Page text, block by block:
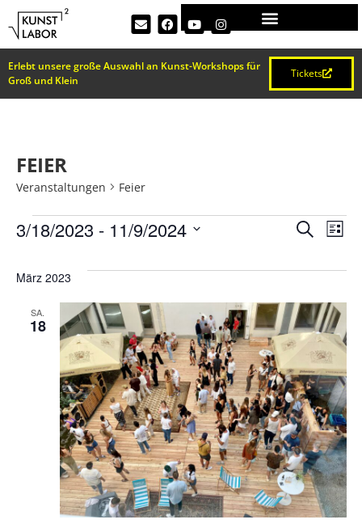
Erlebt unsere große Auswahl an Kunst-Workshops für
Groß und Klein
Tickets
FEIER
Veranstaltungen Feier
UND
SucheListe
3/18/2023 - 11/9/2024
März 2023
SA.
18